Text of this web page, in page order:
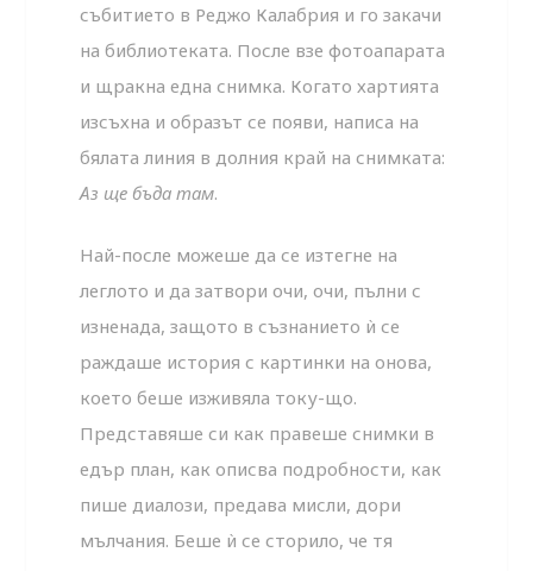
събитието в Реджо Калабрия и го закачи
на библиотеката. После взе фотоапарата
и щракна една снимка. Когато хартията
изсъхна и образът се появи, написа на
бялата линия в долния край на снимката:
Аз ще бъда там.
Най-после можеше да се изтегне на
леглото и да затвори очи, очи, пълни с
изненада, защото в съзнанието ѝ се
раждаше история с картинки на онова,
което беше изживяла току-що.
Представяше си как правеше снимки в
едър план, как описва подробности, как
пише диалози, предава мисли, дори
мълчания. Беше ѝ се сторило, че тя